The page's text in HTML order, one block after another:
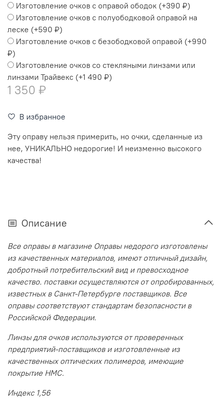
Изготовление очков с оправой ободок (+390 ₽)
Изготовление очков с полуободковой оправой на
леске (+590 ₽)
Изготовление очков с безободковой оправой (+990
₽)
Изготовление очков со стекляными линзами или
линзами Трайвекс (+1 490 ₽)
1 350 ₽
В избранное
Эту оправу нельзя примерить, но очки, сделанные из
нее, УНИКАЛЬНО недорогие! И неизменно высокого
качества!
Описание
Все оправы в магазине Оправы недорого изготовлены
из качественных материалов, имеют отличный дизайн,
добротный потребительский вид и превосходное
качество. поставки осуществляются от опробированных,
известных в Санкт-Петербурге поставщиков. Все
оправы соответствуют стандартам безопасности в
Российской Федерации.
Линзы для очков используются от проверенных
предприятий-поставщиков и изготовленные из
качественных оптических полимеров, имеющие
покрытие HMC.
Индекс 1,56